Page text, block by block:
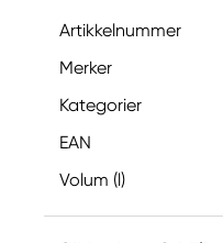
Artikkelnummer
Merker
Kategorier
EAN
Volum (l)